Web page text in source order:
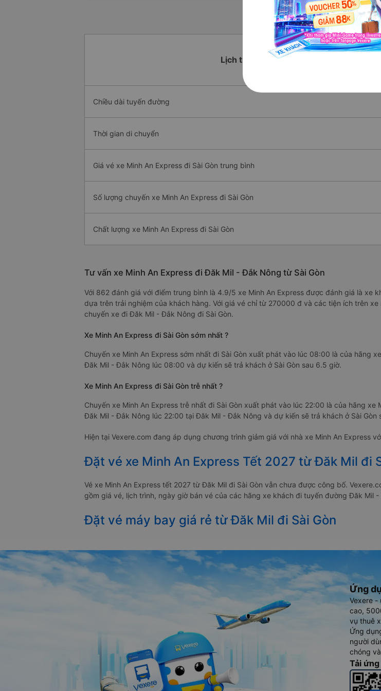
Lịch trình chi tiết các xe Minh An
Chiều dài tuyến đường
Thời gian di chuyển
Giá vé xe Minh An Express đi Sài Gòn trung bình
Số lượng chuyến xe Minh An Express đi Sài Gòn
Chất lượng xe Minh An Express đi Sài Gòn
Tư vấn xe Minh An Express đi Đăk Mil - Đắk Nông từ Sài Gòn
Với 862 đánh giá với điểm trung bình là 4.9/5 xe Minh An Express được đánh giá là xe
dựa trên trải nghiệm của khách hàng. Với giá vé chỉ từ 270000 đ và các tiện ích trên
chuyến xe đi Đăk Mil - Đắk Nông đi Sài Gòn.
Xe Minh An Express đi Sài Gòn sớm nhất ?
Chuyến xe Minh An Express sớm nhất đi Sài Gòn xuất phát vào lúc 08:00 là của hãng
Đăk Mil - Đắk Nông lúc 08:00 và dự kiến sẽ trả khách ở Sài Gòn sau 6.5 giờ.
Xe Minh An Express đi Sài Gòn trễ nhất ?
Chuyến xe Minh An Express trễ nhất đi Sài Gòn xuất phát vào lúc 22:00 là của hãng
Đăk Mil - Đắk Nông lúc 22:00 tại Đăk Mil - Đắk Nông và dự kiến sẽ trả khách ở Sài Gòn
Hiện tại Vexere.com đang áp dụng chương trình giảm giá với nhà xe Minh An Express
Đặt vé xe Minh An Express Tết 2027 từ Đăk Mil đi
Vé xe Minh An Express tết 2027 từ Đăk Mil đi Sài Gòn vẫn chưa được công bố.
gồm giá vé, lịch trình, ngày giờ bán vé của các hãng xe khách đi tuyến đường Đăk Mil
Đặt vé máy bay giá rẻ từ Đăk Mil đi Sài Gòn
Ứng
Vexere -
cao,
vụ thuê
Ứng
người
chóng
Tải